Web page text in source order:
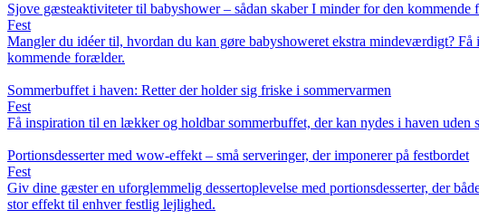
Sjove gæsteaktiviteter til babyshower – sådan skaber I minder for den kommende
Fest
Mangler du idéer til, hvordan du kan gøre babyshoweret ekstra mindeværdigt?
kommende forælder.
Sommerbuffet i haven: Retter der holder sig friske i sommervarmen
Fest
Få inspiration til en lækker og holdbar sommerbuffet, der kan nydes i haven uden
Portionsdesserter med wow-effekt – små serveringer, der imponerer på festbordet
Fest
Giv dine gæster en uforglemmelig dessertoplevelse med portionsdesserter, der
stor effekt til enhver festlig lejlighed.